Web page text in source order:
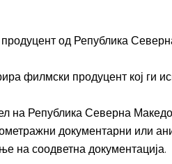
од Република
филмски продуцент кој ги
на Република Северна
документарни или
на соодветна документација.